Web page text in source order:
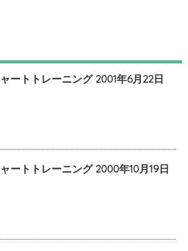
ートトレーニング 2001年6月22日
ートトレーニング 2000年10月19日